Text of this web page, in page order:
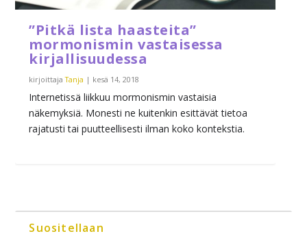
”Pitkä lista haasteita”
mormonismin vastaisessa
kirjallisuudessa
kirjoittajaTanja | kesä 14, 2018
Internetissä liikkuu mormonismin vastaisia
näkemyksiä. Monesti ne kuitenkin esittävät tietoa
rajatusti tai puutteellisesti ilman koko kontekstia.
Suositellaan